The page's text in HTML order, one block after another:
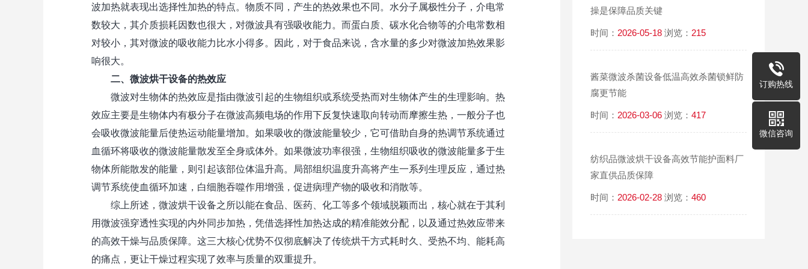
波加热就表现出选择性加热的特点。物质不同，产生的热效果也不同。水分子属极性分子，介电常
数较大，其介质损耗因数也很大，对微波具有强吸收能力。而蛋白质、碳水化合物等的介电常数相
对较小，其对微波的吸收能力比水小得多。因此，对于食品来说，含水量的多少对微波加热效果影
响很大。
二、微波烘干设备的热效应
微波对生物体的热效应是指由微波引起的生物组织或系统受热而对生物体产生的生理影响。热
效应主要是生物体内有极分子在微波高频电场的作用下反复快速取向转动而摩擦生热，一般分子也
会吸收微波能量后使热运动能量增加。如果吸收的微波能量较少，它可借助自身的热调节系统通过
血循环将吸收的微波能量散发至全身或体外。如果微波功率很强，生物组织吸收的微波能量多于生
物体所能散发的能量，则引起该部位体温升高。局部组织温度升高将产生一系列生理反应，通过热
调节系统使血循环加速，白细胞吞噬作用增强，促进病理产物的吸收和消散等。
综上所述， 微波烘干设备之所以能在食品、医药、化工等多个领域脱颖而出，核心就在于其利
用微波强穿透性实现的内外同步加热，凭借选择性加热达成的精准能效分配，以及通过热效应带来
的高效干燥与品质保障。这三大核心优势不仅彻底解决了传统烘干方式耗时久、受热不均、能耗高
的痛点，更让干燥过程实现了效率与质量的双重提升。
操是保障品质关键
时间： 2026-05-18 浏览： 215
酱菜微波杀菌设备低温高效杀菌锁鲜防
腐更节能
时间： 2026-03-06 浏览： 417
纺织品微波烘干设备高效节能护面料厂
家直供品质保障
时间： 2026-02-28 浏览： 460
订购热线
微信咨询